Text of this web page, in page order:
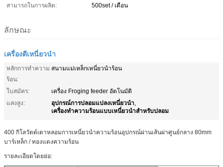
สามารถในการผลิต:
500set / เดือน
ลักษณะ
เครื่องตีเหนี่ยวนำ
หลักการทำความ
ร้อน:
สนามแม่เหล็กเหนี่ยวนำร้อน
ใบสมัคร:
เครื่อง Froging feeder อัตโนมัติ
แสงสูง:
อุปกรณ์การปลอมแปลงเหนี่ยวนำ,
เครื่องทำความร้อนแบบเหนี่ยวนำสำหรับปลอม
400 กิโลวัตต์เตาหลอมการเหนี่ยวนำความร้อนอุปกรณ์ผ่านเส้นผ่าศูนย์กลาง 80mm
บาร์เหล็ก / ทองแดงความร้อน
รายละเอียดโดยย่อ: